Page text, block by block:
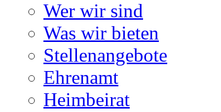
Wer wir sind
Was wir bieten
Stellenangebote
Ehrenamt
Heimbeirat